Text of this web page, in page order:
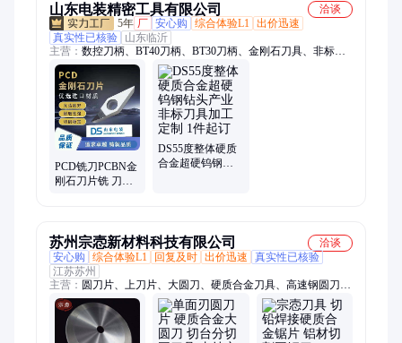
山东电装精密工具有限公司
洽谈
5年 厂 安心购 综合体验L1 出价迅速
真实性已核验
山东临沂
主营： 数控刀柄、BT40刀柄、BT30刀柄、金刚石刀具、非标刀
具定制、PCBN刀具、刀具检测仪、数控刀具、数控刀片、合金
刀片、铣刀、铣刀盘、丝锥
PCD铣刀PCBN金
刚石刀片铣 刀片
DS55度整体硬质
合金超硬钨钢钻
苏州宗悫新材料科技有限公司
洽谈
安心购
综合体验L1 回复及时 出价迅速
真实性已核验
江苏苏州
主营： 圆刀片、上刀片、大圆刀、硬质合金刀具、高速钢圆刀、
齿刀、包装机刀片、美工刀